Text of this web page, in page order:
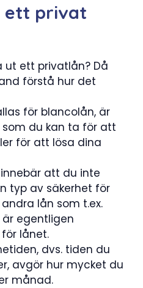
ett privat
ut ett privatlån? Då
förstå hur det
för blancolån, är
du kan ta för att
för att lösa dina
att du inte
typ av säkerhet för
lån som t.ex.
egentligen
lånet.
dvs. tiden du
avgör hur mycket du
månad.